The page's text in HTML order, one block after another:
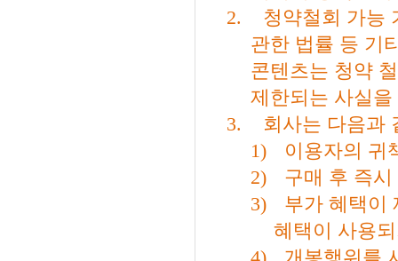
2.
청약철회 가능
관한 법률 등 기
콘텐츠는 청약
제한되는 사실
3.
회사는 다음과
1)
이용자의 귀
2)
구매 후 즉
3)
부가 혜택이
혜택이 사용